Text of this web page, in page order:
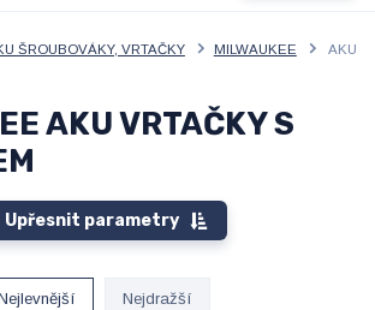
ŠROUBOVÁKY, VRTAČKY MILWAUKEE
AKU
AKU VRTAČKY S
Upřesnit parametry
Nejdražší